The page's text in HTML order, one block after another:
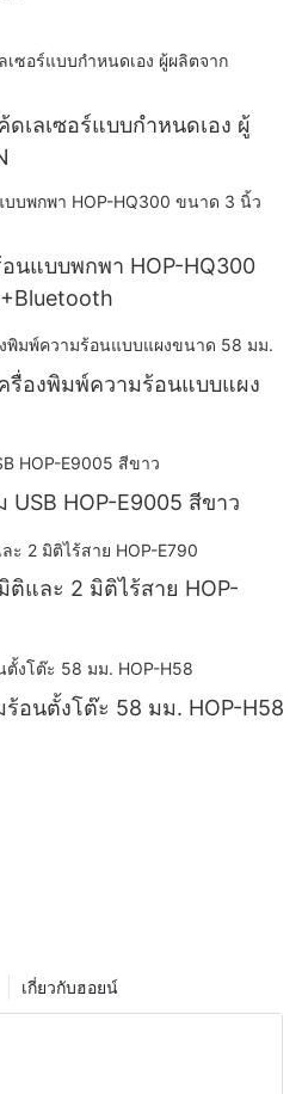
เลเซอร์แบบกำหนดเอง ผู้
นแบบพกพา HOP-HQ300
รื่องพิมพ์ความร้อนแบบแผง
HOP-E9005 สีขาว
ติและ 2 มิติไร้สาย HOP-
ร้อนตั้งโต๊ะ 58 มม. HOP-H58
เกี่ยวกับฮอยน์